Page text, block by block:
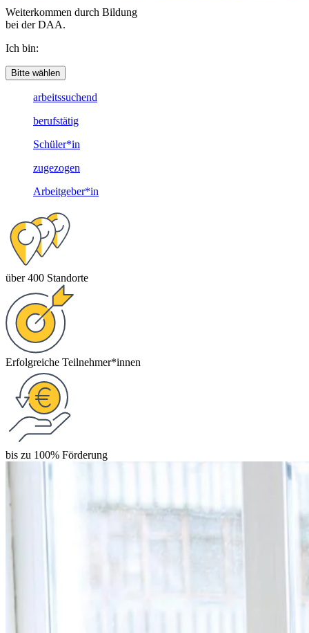
Weiterkommen durch Bildung
bei der DAA.
Ich bin:
Bitte wählen
arbeitssuchend
berufstätig
Schüler*in
zugezogen
Arbeitgeber*in
über 400 Standorte
Erfolgreiche Teilnehmer*innen
bis zu 100% Förderung